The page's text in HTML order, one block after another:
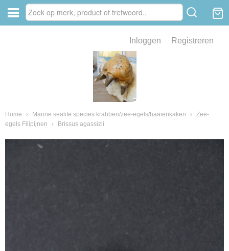
Inloggen Registreren
Home › Marine sealife species krabben/zee-egels/haaienkaken › Zee-
egels Filipijnen
› Brissus agassizii
van fossielen en mineralen